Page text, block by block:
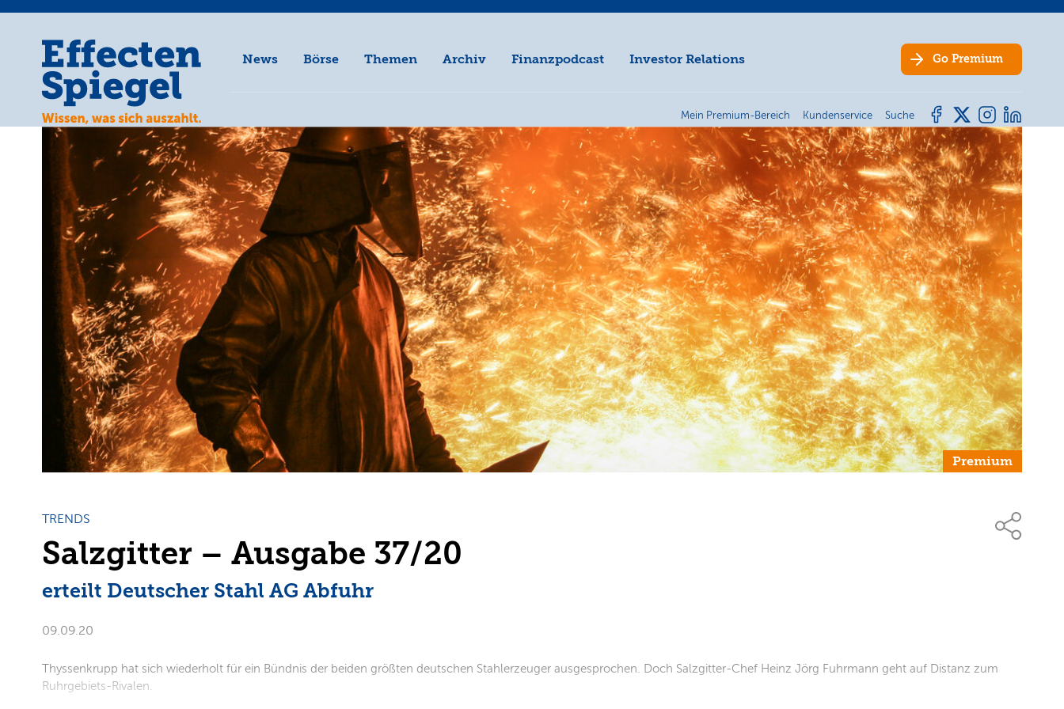
News Börse Themen Archiv Finanzpodcast Investor Relations Go Premium
Mein Premium-Bereich Kundenservice Suche
Premium
TRENDS
Salzgitter – Ausgabe 37/20
erteilt Deutscher Stahl AG Abfuhr
09.09.20
Thyssenkrupp hat sich wiederholt für ein Bündnis der beiden größten deutschen Stahlerzeuger ausgesprochen. Doch Salzgitter-Chef Heinz Jörg Fuhrmann geht auf Distanz zum
Ruhrgebiets-Rivalen.